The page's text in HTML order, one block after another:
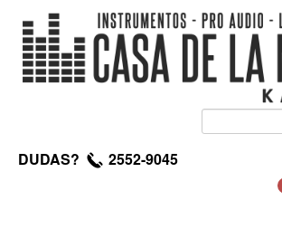
DUDAS? 2552-9045